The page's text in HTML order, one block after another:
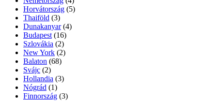
Horvátország (5)
Thaiföld (3)
Dunakanyar (4)
Budapest (16)
Szlovákia (2)
New York (2)
Balaton (68)
Svájc (2)
Hollandia (3)
Nógrád (1)
Finnország (3)